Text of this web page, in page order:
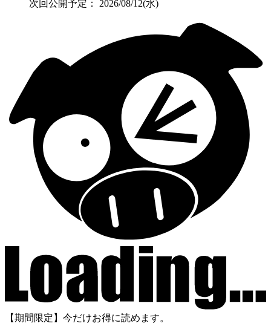
次回公開予定： 2026/08/12(水)
【期間限定】今だけお得に読めます。